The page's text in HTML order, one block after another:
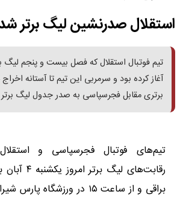
استقلال صدرنشین لیگ برتر
تیم فوتبال استقلال که فصل بیست و پنجم لیگ
آغاز کرده بود و سرمربی این تیم تا آستانه
برتری مقابل فجرسپاسی به صدر جدول لیگ
تیم‌های فوتبال فجرسپاسی و
رقابت‌های
براقی و از ساعت ۱۵ در